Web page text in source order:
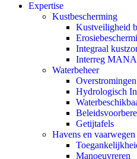
Expertise
Kustbescherming
Kustveiligheid
Integraal
Interreg
Waterbeheer
Overstromingen
Hydrologisch
Getijtafels
Havens en vaarwegen
Manoeuvreren